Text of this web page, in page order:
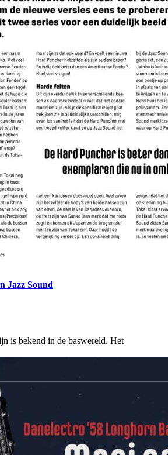
Jazz Sound
is bekend in de baswereld. Het